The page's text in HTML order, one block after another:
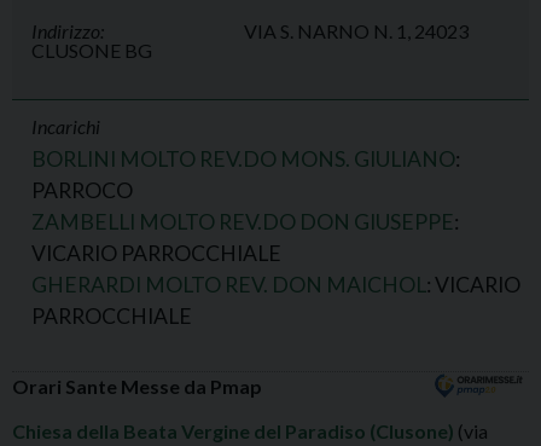
Indirizzo:
VIA S. NARNO N. 1, 24023
CLUSONE BG
Incarichi
BORLINI MOLTO REV.DO MONS. GIULIANO:
PARROCO
ZAMBELLI MOLTO REV.DO DON GIUSEPPE:
VICARIO PARROCCHIALE
GHERARDI MOLTO REV. DON MAICHOL : VICARIO
PARROCCHIALE
Orari Sante Messe da Pmap
Chiesa della Beata Vergine del Paradiso (Clusone) (via